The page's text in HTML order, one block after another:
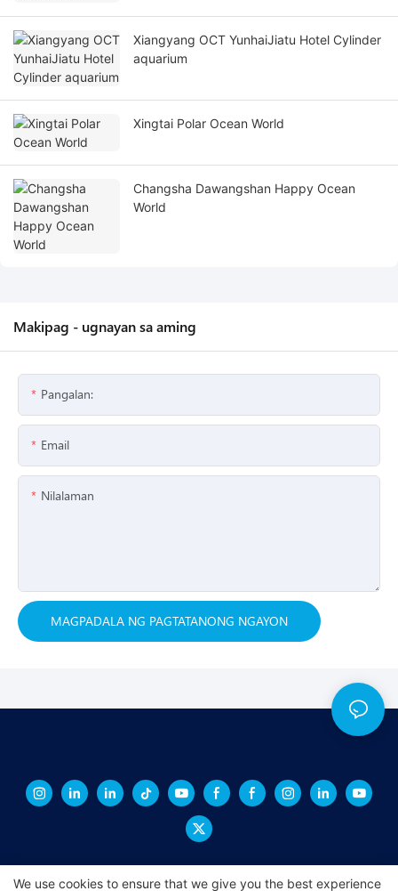
Xiangyang OCT YunhaiJiatu Hotel Cylinder
aquarium
Xingtai Polar Ocean World
Changsha Dawangshan Happy Ocean
World
Makipag - ugnayan sa aming
Pangalan:
Email
Nilalaman
MAGPADALA NG PAGTATANONG NGAYON
We use cookies to ensure that we give you the best experience